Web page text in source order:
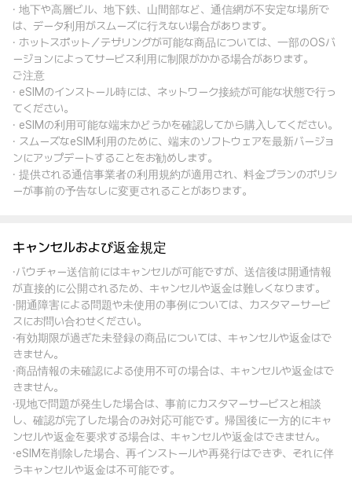
· 地下や高層ビル、地下鉄、山間部など、通信網が不安定な場所で
は、データ利用がスムーズに行えない場合があります。
· ホットスポット／テザリングが可能な商品については、一部のOSバ
ージョンによってサービス利用に制限がかかる場合があります。
ご注意
· eSIMのインストール時には、ネットワーク接続が可能な状態で行っ
てください。
· eSIMの利用可能な端末かどうかを確認してから購入してください。
· スムーズなeSIM利用のために、端末のソフトウェアを最新バージョ
ンにアップデートすることをお勧めします。
· 提供される通信事業者の利用規約が適用され、料金プランのポリシ
ーが事前の予告なしに変更されることがあります。
キャンセルおよび返金規定
·バウチャー送信前にはキャンセルが可能ですが、送信後は開通情報
が直接的に公開されるため、キャンセルや返金は難しくなります。
·開通障害による問題や未使用の事例については、カスタマーサービ
スにお問い合わせください。
·有効期限が過ぎた未登録の商品については、キャンセルや返金はで
きません。
·商品情報の未確認による使用不可の場合は、キャンセルや返金はで
きません。
·現地で問題が発生した場合は、事前にカスタマーサービスと相談
し、確認が完了した場合のみ対応可能です。帰国後に一方的にキャ
ンセルや返金を要求する場合は、キャンセルや返金はできません。
·eSIMを削除した場合、再インストールや再発行はできず、それに伴
うキャンセルや返金は不可能です。